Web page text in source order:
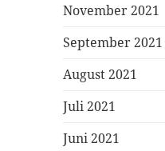
November 2021
September 2021
August 2021
Juli 2021
Juni 2021